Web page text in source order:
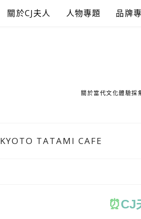
關於CJ夫人 人物專題 品牌
關於當代文化體驗採
KYOTO TATAMI CAFE
⏰CJ